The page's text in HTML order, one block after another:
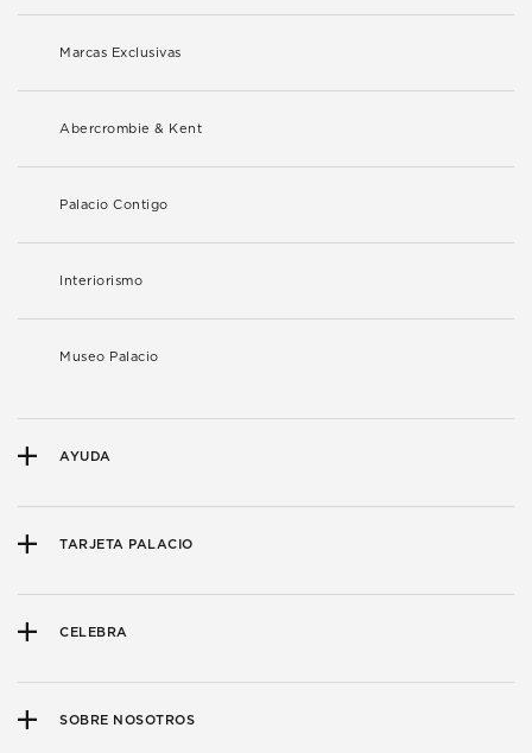
Marcas Exclusivas
Abercrombie & Kent
Palacio Contigo
Interiorismo
Museo Palacio
AYUDA
TARJETA PALACIO
CELEBRA
SOBRE NOSOTROS